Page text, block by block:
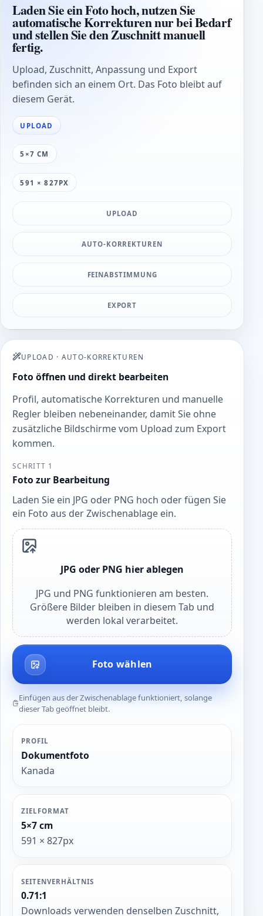
Laden Sie ein Foto hoch, nutzen Sie
automatische Korrekturen nur bei Bedarf
und stellen Sie den Zuschnitt manuell
fertig.
Upload, Zuschnitt, Anpassung und Export
befinden sich an einem Ort. Das Foto bleibt auf
diesem Gerät.
UPLOAD
5×7 CM
591 × 827PX
UPLOAD
AUTO-KORREKTUREN
FEINABSTIMMUNG
EXPORT
UPLOAD · AUTO-KORREKTUREN
Foto öffnen und direkt bearbeiten
Profil, automatische Korrekturen und manuelle
Regler bleiben nebeneinander, damit Sie ohne
zusätzliche Bildschirme vom Upload zum Export
kommen.
SCHRITT 1
Foto zur Bearbeitung
Laden Sie ein JPG oder PNG hoch oder fügen Sie
ein Foto aus der Zwischenablage ein.
JPG oder PNG hier ablegen
JPG und PNG funktionieren am besten.
Größere Bilder bleiben in diesem Tab und
werden lokal verarbeitet.
Foto wählen
Einfügen aus der Zwischenablage funktioniert, solange
dieser Tab geöffnet bleibt.
PROFIL
Dokumentfoto
Kanada
ZIELFORMAT
5×7 cm
591 × 827px
SEITENVERHÄLTNIS
0.71:1
Downloads verwenden denselben Zuschnitt,